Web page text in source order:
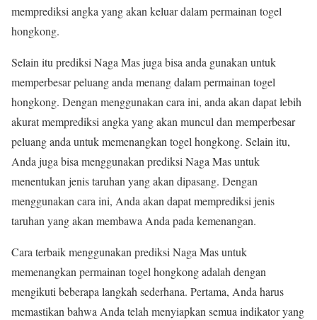
memprediksi angka yang akan keluar dalam permainan togel
hongkong.
Selain itu prediksi Naga Mas juga bisa anda gunakan untuk
memperbesar peluang anda menang dalam permainan togel
hongkong. Dengan menggunakan cara ini, anda akan dapat lebih
akurat memprediksi angka yang akan muncul dan memperbesar
peluang anda untuk memenangkan togel hongkong. Selain itu,
Anda juga bisa menggunakan prediksi Naga Mas untuk
menentukan jenis taruhan yang akan dipasang. Dengan
menggunakan cara ini, Anda akan dapat memprediksi jenis
taruhan yang akan membawa Anda pada kemenangan.
Cara terbaik menggunakan prediksi Naga Mas untuk
memenangkan permainan togel hongkong adalah dengan
mengikuti beberapa langkah sederhana. Pertama, Anda harus
memastikan bahwa Anda telah menyiapkan semua indikator yang